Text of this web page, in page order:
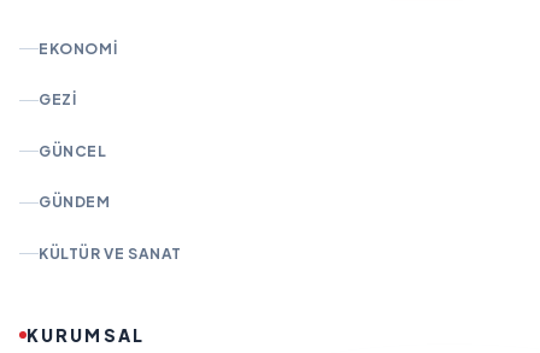
EKONOMI
GEZI
GÜNCEL
GÜNDEM
KÜLTÜR VE SANAT
KURUMSAL